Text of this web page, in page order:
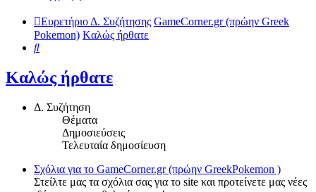
Ευρετήριο Δ. Συζήτησης GameCorner.gr (πρώην Greek
Pokemon) Kαλώς ήρθατε
Αναζήτηση
Kαλώς ήρθατε
Δ. Συζήτηση
Θέματα
Δημοσιεύσεις
Τελευταία δημοσίευση
Σχόλια για το GameCorner.gr (πρώην GreekPokemon )
Στείλτε μας τα σχόλια σας για το site και προτείνετε μας νέες